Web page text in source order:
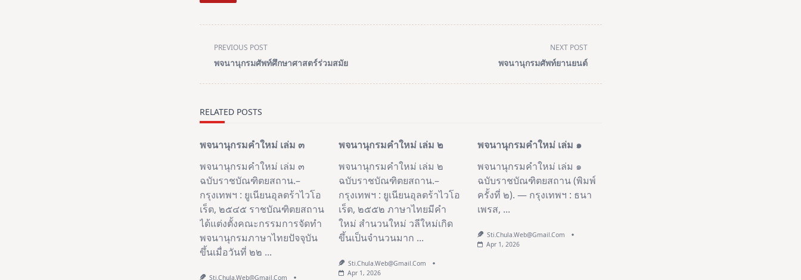
<span
class="nav-
text">Page</span>
PREVIOUS POST
พจนานุกรมศัพท์ศึกษาศาสตร์ร่วมสมัย
NEXT POST
พจนานุกรมศัพท์ยานยนต์
RELATED POSTS
พจนานุกรมคำใหม่ เล่ม ๓
พจนานุกรมคําใหม่ เล่ม ๓
ฉบับราชบัณฑิตยสถาน.–
กรุงเทพฯ : ยูเนียนอุลตร้าไวโอ
เร็ต, ๒๕๔๕ ราชบัณฑิตยสถาน
ได้แต่งตั้งคณะกรรมการจัดทํา
พจนานุกรมภาษาไทยปัจจุบัน
ขึ้นเมื่อวันที่ ๒๒ ...
Sti.chula.web@gmail.com
พจนานุกรมคำใหม่ เล่ม ๒
พจนานุกรมคำใหม่ เล่ม ๒
ฉบับราชบัณฑิตยสถาน.–
กรุงเทพฯ : ยูเนียนอุลตร้าไวโอ
เร็ต, ๒๕๕๒ ภาษาไทยมีคำ
ใหม่ สำนวนใหม่ วลีใหม่เกิด
ขึ้นเป็นจำนวนมาก ...
Sti.chula.web@gmail.com
Apr 1, 2026
พจนานุกรมคำใหม่ เล่ม ๑
พจนานุกรมคำใหม่ เล่ม ๑
ฉบับราชบัณฑิตยสถาน (พิมพ์
ครั้งที่ ๒). — กรุงเทพฯ : ธนา
เพรส, ...
Sti.chula.web@gmail.com
Apr 1, 2026